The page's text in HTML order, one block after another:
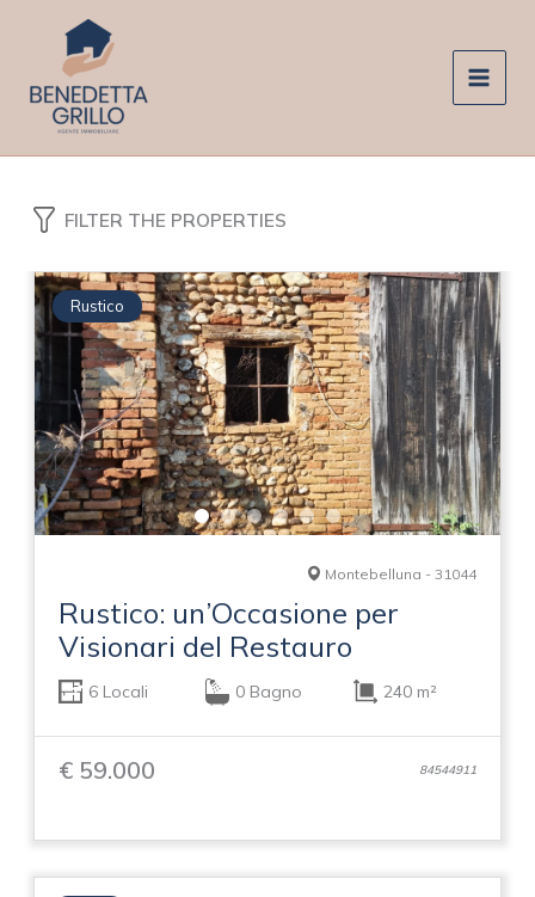
contenuto
FILTER THE PROPERTIES
Rustico
Montebelluna - 31044
Rustico: un’Occasione per
Visionari del Restauro
6 Locali 0 Bagno 240 m²
€ 59.000 84544911